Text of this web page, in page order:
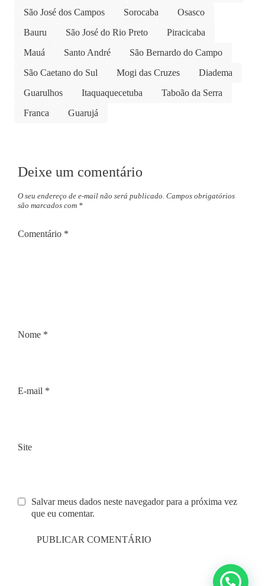
São José dos Campos
Sorocaba
Osasco
Bauru
São José do Rio Preto
Piracicaba
Mauá
Santo André
São Bernardo do Campo
São Caetano do Sul
Mogi das Cruzes
Diadema
Guarulhos
Itaquaquecetuba
Taboão da Serra
Franca
Guarujá
Deixe um comentário
O seu endereço de e-mail não será publicado. Campos obrigatórios
são marcados com *
Comentário *
Nome *
E-mail *
Site
Salvar meus dados neste navegador para a próxima vez
que eu comentar.